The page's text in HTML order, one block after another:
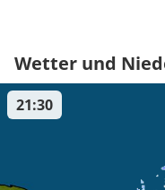
Wetter und
21:30